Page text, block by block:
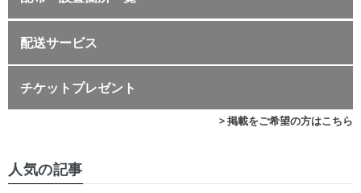
配送サービス
チケットプレゼント
> 掲載をご希望の方はこちら
人気の記事